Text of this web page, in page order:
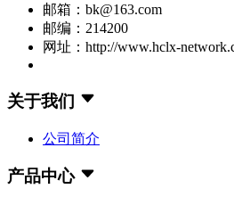
邮箱：bk@163.com
邮编：214200
网址：http://www.hclx-
关于我们
公司简介
产品中心